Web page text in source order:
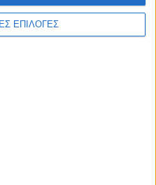
ΕΠΙΛΟΓΕΣ